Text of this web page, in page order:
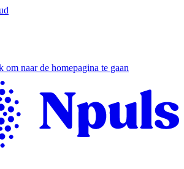
naar de homepagina te gaan